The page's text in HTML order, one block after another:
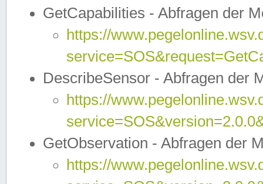
GetCapabilities - Abfragen der
https://
DescribeSensor - Abfragen der
https://
GetObservation - Abfragen der
https://